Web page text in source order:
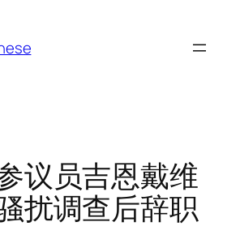
议员吉恩戴维
扰调查后辞职